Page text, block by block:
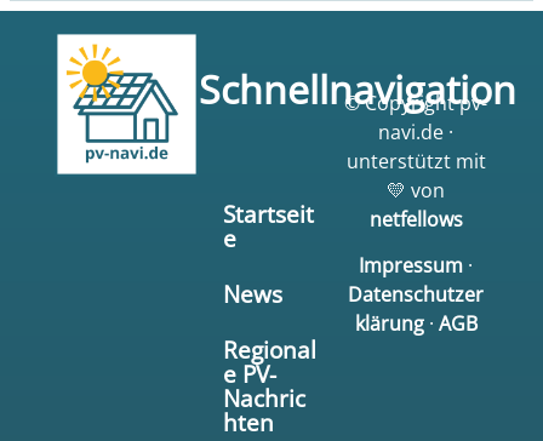
Schnellnavigation
Startseit
e
News
Regional
e PV-
Nachric
hten
© Copyright pv-
navi.de ·
unterstützt mit
💛 von
netfellows
Impressum ·
Datenschutzer
klärung· AGB